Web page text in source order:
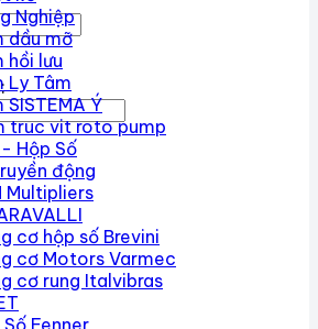
Nghiệp
dầu mỡ
hồi lưu
Ly Tâm
SISTEMA Ý
truc vit roto pump
Hộp Số
động
Multipliers
cơ hộp số Brevini
cơ Motors Varmec
cơ rung Italvibras
Số Fenner